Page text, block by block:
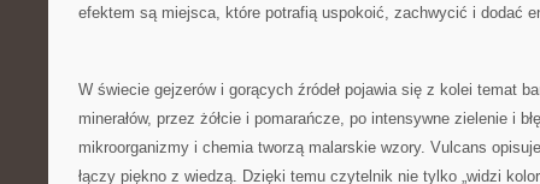
efektem są miejsca, które potrafią uspokoić, zachwycić i dodać
W świecie gejzerów i gorących źródeł pojawia się z kolei temat
minerałów, przez żółcie i pomarańcze, po intensywne zielenie i
mikroorganizmy i chemia tworzą malarskie wzory. Vulcans
łączy piękno z wiedzą. Dzięki temu czytelnik nie tylko „widzi